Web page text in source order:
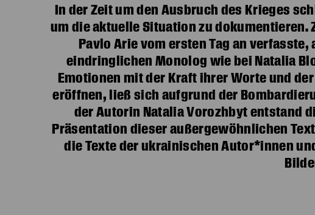
In der Zeit um den Ausbruch des Krieges
um die aktuelle Situation zu
Pavlo Arie vom ersten Tag an
eindringlichen Monolog wie bei Natalia
Emotionen mit der Kraft ihrer Worte und
eröffnen, ließ sich aufgrund der
der Autorin Natalia Vorozhbyt entstand
Präsentation dieser außergewöhnlichen
die Texte der ukrainischen Autor*innen